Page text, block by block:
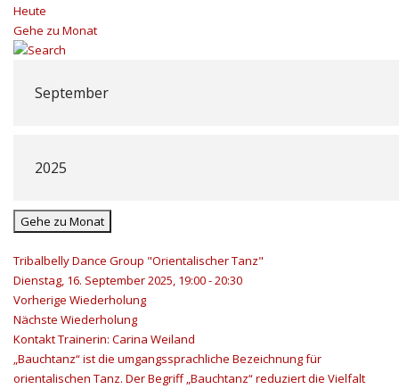
Heute
Gehe zu Monat
Gehe zu Monat
Tribalbelly Dance Group "Orientalischer Tanz"
Dienstag, 16. September 2025, 19:00 - 20:30
Vorherige Wiederholung
Nächste Wiederholung
KontaktTrainerin: Carina Weiland
„Bauchtanz“ ist die umgangssprachliche Bezeichnung für
orientalischen Tanz. Der Begriff „Bauchtanz“ reduziert die Vielfalt